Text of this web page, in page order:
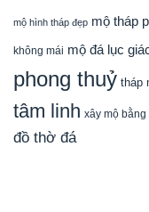
mộ hình tháp đẹp mộ tháp
không mái mộ đá lục
phong thuỷ tháp
tâm linh xây mộ bằng
đồ thờ đá